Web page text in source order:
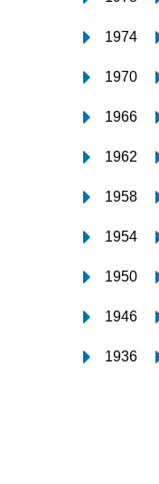
1974
1970
1966
1962
1958
1954
1950
1946
1936